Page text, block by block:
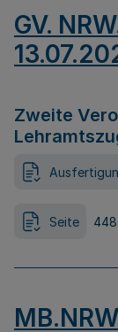
GV.
Zweite
Seite 448